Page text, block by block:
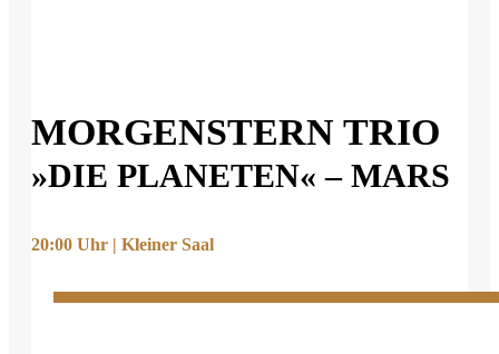
MORGENSTERN TRIO
»DIE PLANETEN« – MARS
20:00 Uhr | Kleiner Saal